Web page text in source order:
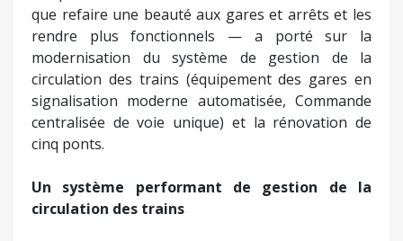
que refaire une beauté aux gares et arrêts et les
rendre plus fonctionnels — a porté sur la
modernisation du système de gestion de la
circulation des trains (équipement des gares en
signalisation moderne automatisée, Commande
centralisée de voie unique) et la rénovation de
cinq ponts.
Un système performant de gestion de la
circulation des trains